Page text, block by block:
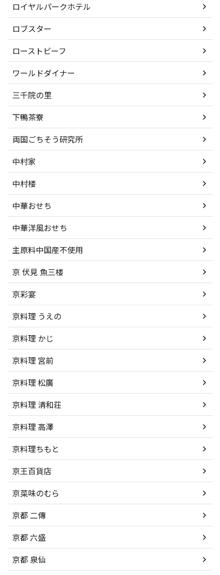
ロイヤルパークホテル
ロブスター
ローストビーフ
ワールドダイナー
三千院の里
下鴨茶寮
両国ごちそう研究所
中村家
中村楼
中華おせち
中華洋風おせち
主原料中国産不使用
京 伏見 魚三楼
京彩宴
京料理 うえの
京料理 かじ
京料理 宮前
京料理 松廣
京料理 清和荘
京料理 高澤
京料理ちもと
京王百貨店
京菜味のむら
京都 二傳
京都 六盛
京都 泉仙